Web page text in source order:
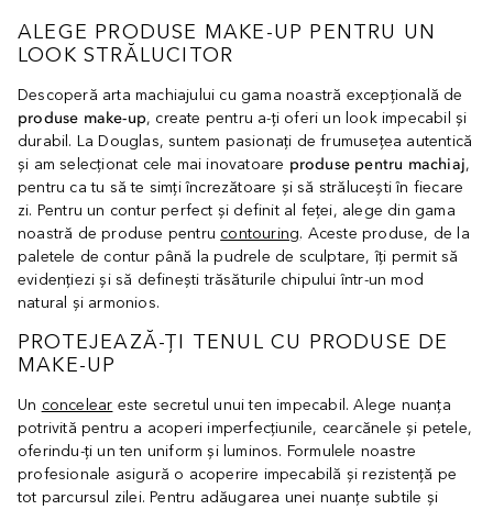
ALEGE PRODUSE MAKE-UP PENTRU UN
LOOK STRĂLUCITOR
Descoperă arta machiajului cu gama noastră excepțională de
produse make-up, create pentru a-ți oferi un look impecabil și
durabil. La Douglas, suntem pasionați de frumusețea autentică
și am selecționat cele mai inovatoare produse pentru machiaj,
pentru ca tu să te simți încrezătoare și să strălucești în fiecare
zi. Pentru un contur perfect și definit al feței, alege din gama
noastră de produse pentru contouring. Aceste produse, de la
paletele de contur până la pudrele de sculptare, îți permit să
evidențiezi și să definești trăsăturile chipului într-un mod
natural și armonios.
PROTEJEAZĂ-ȚI TENUL CU PRODUSE DE
MAKE-UP
Un concelear este secretul unui ten impecabil. Alege nuanța
potrivită pentru a acoperi imperfecțiunile, cearcănele și petele,
oferindu-ți un ten uniform și luminos. Formulele noastre
profesionale asigură o acoperire impecabilă și rezistență pe
tot parcursul zilei. Pentru adăugarea unei nuanțe subtile și